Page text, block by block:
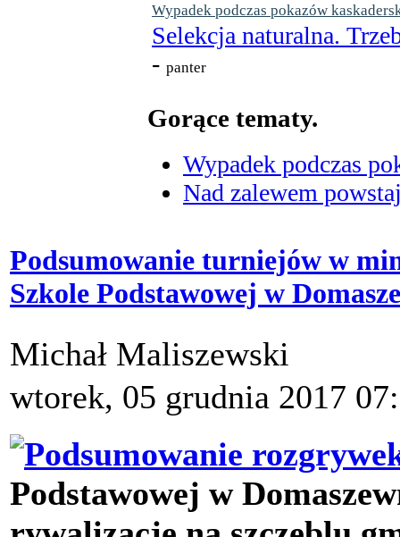
Wypadek podczas pokazów
Selekcja naturalna.
- panter
Gorące tematy.
Wypadek podczas
Nad zalewem
Podsumowanie turniejów w
Szkole Podstawowej w
Michał Maliszewski
wtorek, 05 grudnia 2017
Podstawowej w